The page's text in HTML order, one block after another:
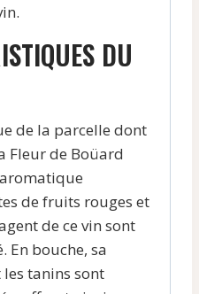
DU
de la parcelle dont
Fleur de Boüard
de fruits rouges et
de ce vin sont
En bouche, sa
tanins sont